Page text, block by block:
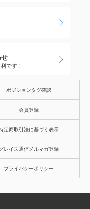
です！
ポジションタグ確認
会員登録
定商取引法に基づく表示
レイス通信メルマガ登録
プライバシーポリシー